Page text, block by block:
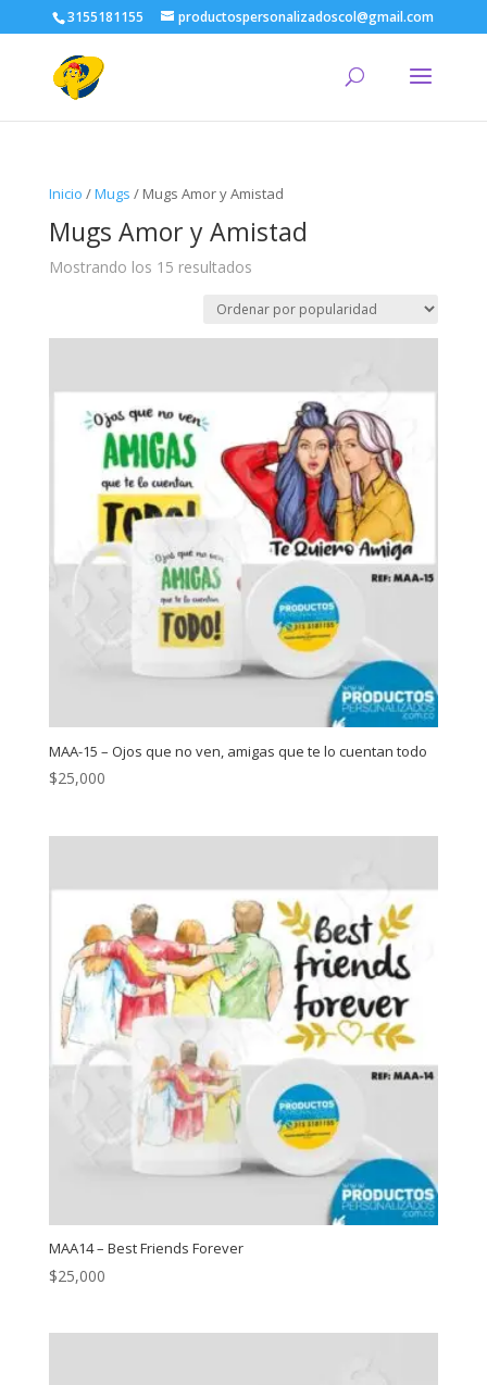
3155181155 productospersonalizadoscol@gmail.com
Inicio /Mugs / Mugs Amor y Amistad
Mugs Amor y Amistad
Mostrando los 15 resultadosOrdenado
popularidad
MAA-15 – Ojos que no ven, amigas que te lo cuentan todo
$25,000
MAA14 – Best Friends Forever
$25,000